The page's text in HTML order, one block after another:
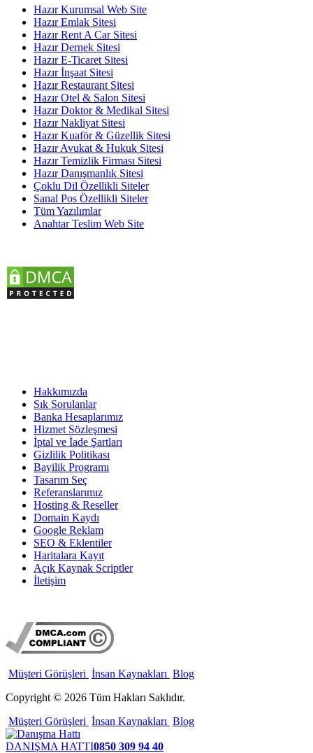
Hazır Kurumsal Web Site
Hazır Emlak Sitesi
Hazır Rent A Car Sitesi
Hazır Dernek Sitesi
Hazır E-Ticaret Sitesi
Hazır İnşaat Sitesi
Hazır Restaurant Sitesi
Hazır Otel & Salon Sitesi
Hazır Doktor & Medikal Sitesi
Hazır Nakliyat Sitesi
Hazır Kuaför & Güzellik Sitesi
Hazır Avukat & Hukuk Sitesi
Hazır Temizlik Firması Sitesi
Hazır Danışmanlık Sitesi
Çoklu Dil Özellikli Siteler
Sanal Pos Özellikli Siteler
Tüm Yazılımlar
Anahtar Teslim Web Site
Hakkımızda
Sık Sorulanlar
Banka Hesaplarımız
Hizmet Sözleşmesi
İptal ve İade Şartları
Gizlilik Politikası
Bayilik Programı
Tasarım Seç
Referanslarımız
Hosting & Reseller
Domain Kaydı
Google Reklam
SEO & Eklentiler
Haritalara Kayıt
Açık Kaynak Scriptler
İletişim
Müşteri Görüşleri İnsan Kaynakları Blog
Copyright © 2026 Tüm Hakları Saklıdır.
Müşteri Görüşleri İnsan Kaynakları Blog
DANIŞMA HATTI0850 309 94 40